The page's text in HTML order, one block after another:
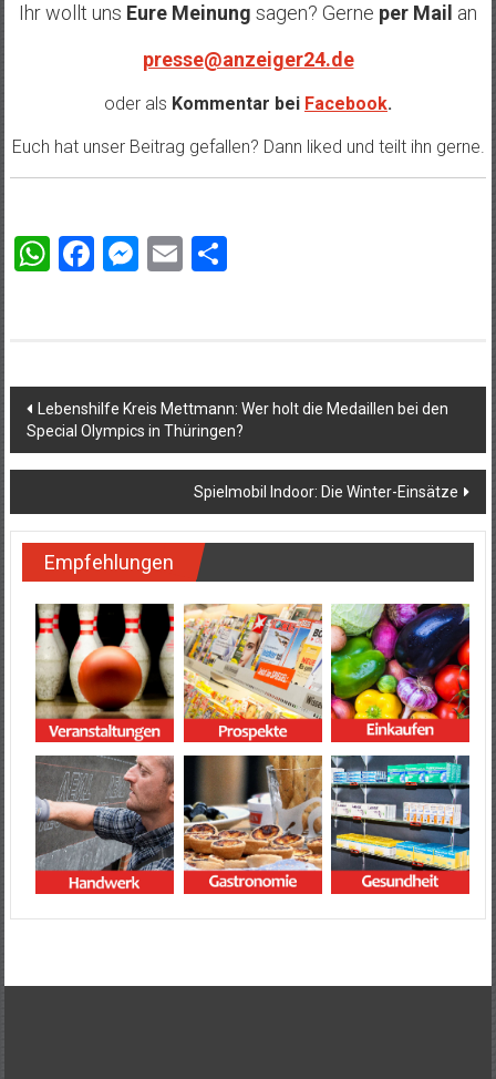
Ihr wollt uns Eure Meinung sagen? Gerne per Mail an
presse@anzeiger24.de
oder als Kommentar bei Facebook.
Euch hat unser Beitrag gefallen? Dann liked und teilt ihn gerne.
WhatsApp
Facebook
Messenger
EmailTeilen
Beitragsnavigation
Lebenshilfe Kreis Mettmann: Wer holt die Medaillen bei den
Special Olympics in Thüringen?
Spielmobil Indoor: Die Winter-Einsätze
Empfehlungen